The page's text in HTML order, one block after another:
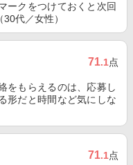
ークをつけておくと次回
代／女性）
71.1点
をもらえるのは、応募し
形だと時間など気にしな
71.1点